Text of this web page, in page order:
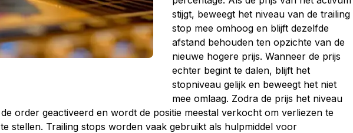
stijgt, beweegt het niveauvandetrailing
stop meeomhoogen blijftdezelfde
afstand behoudentenopzichtevande
nieuwe hogere prijs.Wanneerde prijs
echter beginttedalen, blijft het
stopniveaugelijken beweegt het niet
meeomlaag. Zodrade prijs het niveau
de order geactiveerd en wordt de positie meestal verkocht om verliezen te
te stellen. Trailing stops worden vaak gebruikt als hulpmiddel voor